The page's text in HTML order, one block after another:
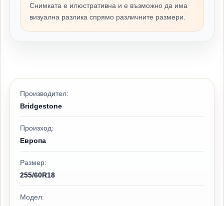
Снимката е илюстративна и е възможно да има
визуална разлика спрямо различните размери.
Производител:
Bridgestone
Произход:
Европа
Размер:
255/60R18
Модел: